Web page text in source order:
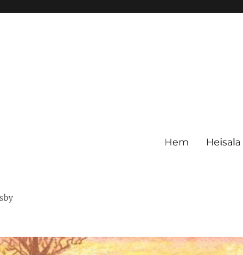
Hem Heisala